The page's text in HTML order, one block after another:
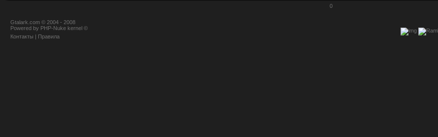
0
Gtalark.com © 2004 - 2008
Powered by PHP-Nuke kernel ©
Контакты | Правила